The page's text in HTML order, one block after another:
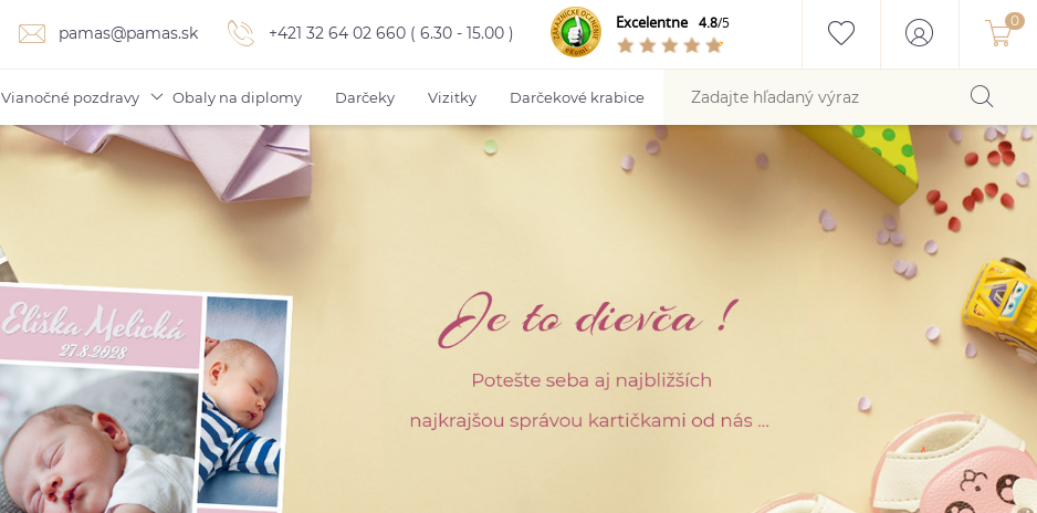
pamas@pamas.sk +421 32 64 02 660 ( 6.30 - 15.00 )
Excelentne 4.8/5
Vianočné pozdravy Obaly na diplomy Darčeky Vizitky Darčekové krabice